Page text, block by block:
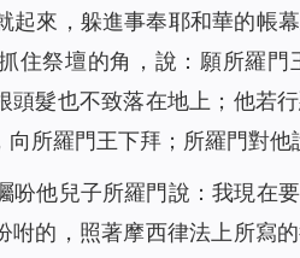
起來，躲進事奉耶和華的帳
住祭壇的角，說：願所羅
頭髮也不致落在地上；他若
所羅門王下拜；所羅門對他
吩他兒子所羅門說：我現在
的，照著摩西律法上所寫